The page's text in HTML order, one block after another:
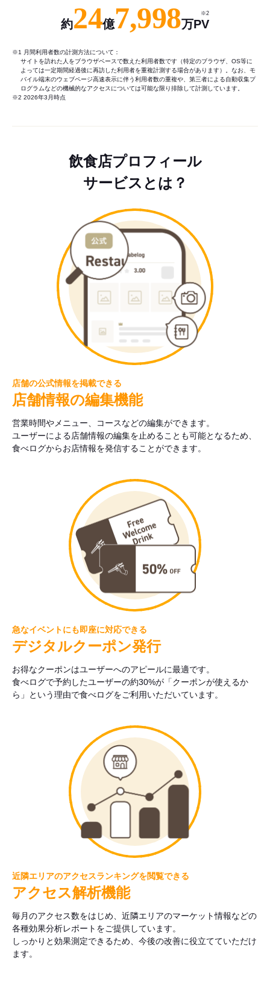
約24億7,998万PV
※2
※1 月間利用者数の計測方法について：
サイトを訪れた人をブラウザベースで数えた利用者数です（特定のブラウザ、OS等に
よっては一定期間経過後に再訪した利用者を重複計測する場合があります）。なお、モ
バイル端末のウェブページ高速表示に伴う利用者数の重複や、第三者による自動収集プ
ログラムなどの機械的なアクセスについては可能な限り排除して計測しています。
※2 2026年3月時点
飲食店プロフィール
サービスとは？
店舗の公式情報を掲載できる
店舗情報の編集機能
営業時間やメニュー、コースなどの編集ができます。
ユーザーによる店舗情報の編集を止めることも可能となるため、
食べログからお店情報を発信することができます。
急なイベントにも即座に対応できる
デジタルクーポン発行
お得なクーポンはユーザーへのアピールに最適です。
食べログで予約したユーザーの約30%が「クーポンが使えるか
ら」という理由で食べログをご利用いただいています。
近隣エリアのアクセスランキングを閲覧できる
アクセス解析機能
毎月のアクセス数をはじめ、近隣エリアのマーケット情報などの
各種効果分析レポートをご提供しています。
しっかりと効果測定できるため、今後の改善に役立てていただけ
ます。